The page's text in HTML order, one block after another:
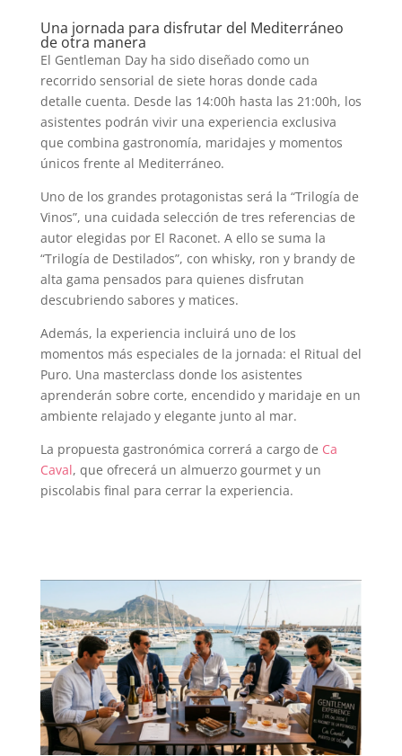
Una jornada para disfrutar del Mediterráneo
de otra manera
El Gentleman Day ha sido diseñado como un
recorrido sensorial de siete horas donde cada
detalle cuenta. Desde las 14:00h hasta las 21:00h, los
asistentes podrán vivir una experiencia exclusiva
que combina gastronomía, maridajes y momentos
únicos frente al Mediterráneo.
Uno de los grandes protagonistas será la “Trilogía de
Vinos”, una cuidada selección de tres referencias de
autor elegidas por El Raconet. A ello se suma la
“Trilogía de Destilados”, con whisky, ron y brandy de
alta gama pensados para quienes disfrutan
descubriendo sabores y matices.
Además, la experiencia incluirá uno de los
momentos más especiales de la jornada: el Ritual del
Puro. Una masterclass donde los asistentes
aprenderán sobre corte, encendido y maridaje en un
ambiente relajado y elegante junto al mar.
La propuesta gastronómica correrá a cargo de Ca
Caval, que ofrecerá un almuerzo gourmet y un
piscolabis final para cerrar la experiencia.